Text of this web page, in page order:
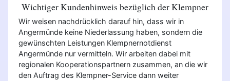
Wichtiger Kundenhinweis bezüglich der Klempner
Wir weisen nachdrücklich darauf hin, dass wir in
Angermünde keine Niederlassung haben, sondern die
gewünschten Leistungen Klempnernotdienst
Angermünde nur vermitteln. Wir arbeiten dabei mit
regionalen Kooperationspartnern zusammen, an die wir
den Auftrag des Klempner-Service dann weiter